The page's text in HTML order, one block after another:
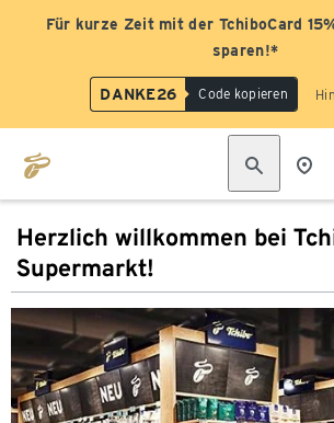
Für kurze Zeit mit der TchiboCard
sparen!*
DANKE26 Code kopieren
Herzlich willkommen bei
Supermarkt!